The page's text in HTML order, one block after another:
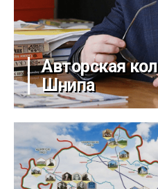
Авторская
Шнипа